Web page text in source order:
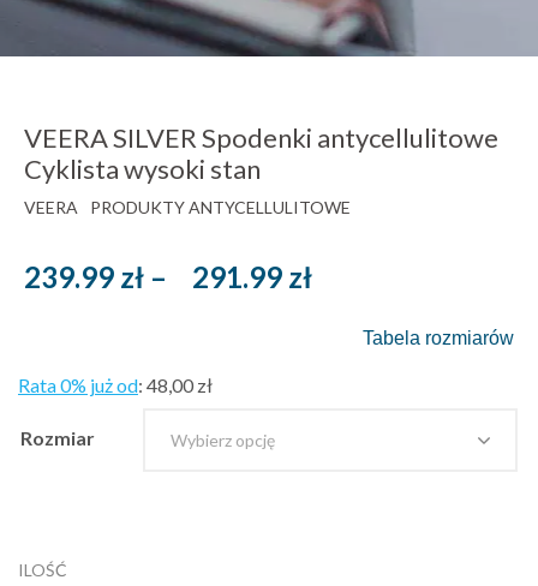
VEERA SILVER Spodenki antycellulitowe
Cyklista wysoki stan
VEERA PRODUKTY ANTYCELLULITOWE
239.99 zł – 291.99 złZakres
Tabela rozmiarów
Rata 0% już od: 48,00 zł
Rozmiar
ILOŚĆ